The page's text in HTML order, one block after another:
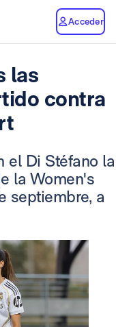
Acceder
las
contra
el Di Stéfano la
la Women's
septiembre, a